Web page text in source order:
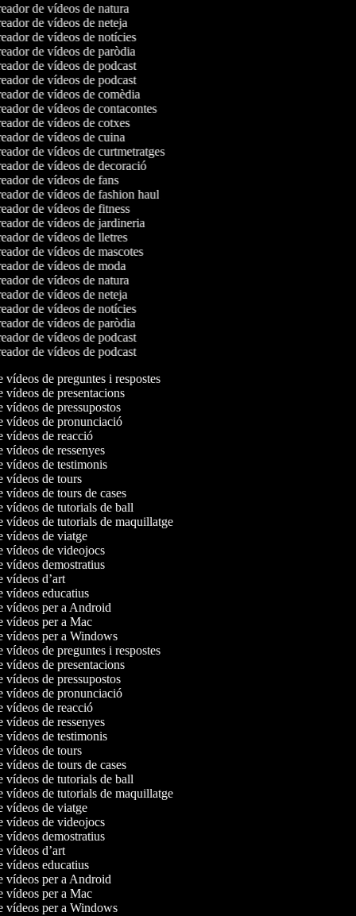
de vídeos de natura
de vídeos de neteja
de vídeos de notícies
de vídeos de paròdia
de vídeos de podcast
de vídeos de podcast
de vídeos de comèdia
de vídeos de contacontes
de vídeos de cotxes
de vídeos de cuina
de vídeos de curtmetratges
de vídeos de decoració
de vídeos de fans
de vídeos de fashion haul
de vídeos de fitness
de vídeos de jardineria
de vídeos de lletres
de vídeos de mascotes
de vídeos de moda
de vídeos de natura
de vídeos de neteja
de vídeos de notícies
de vídeos de paròdia
de vídeos de podcast
de vídeos de podcast
vídeos de preguntes i respostes
vídeos de presentacions
vídeos de pressupostos
vídeos de pronunciació
vídeos de reacció
vídeos de ressenyes
vídeos de testimonis
vídeos de tours
vídeos de tours de cases
vídeos de tutorials de ball
vídeos de tutorials de maquillatge
vídeos de viatge
vídeos de videojocs
vídeos demostratius
vídeos d’art
vídeos educatius
vídeos per a Android
vídeos per a Mac
vídeos per a Windows
vídeos de preguntes i respostes
vídeos de presentacions
vídeos de pressupostos
vídeos de pronunciació
vídeos de reacció
vídeos de ressenyes
vídeos de testimonis
vídeos de tours
vídeos de tours de cases
vídeos de tutorials de ball
vídeos de tutorials de maquillatge
vídeos de viatge
vídeos de videojocs
vídeos demostratius
vídeos d’art
vídeos educatius
vídeos per a Android
vídeos per a Mac
vídeos per a Windows